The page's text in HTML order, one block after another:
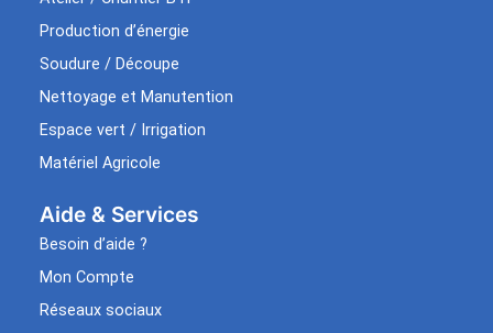
Production d’énergie
Soudure / Découpe
Nettoyage et Manutention
Espace vert / Irrigation
Matériel Agricole
Aide & Services​
Besoin d’aide ?
Mon Compte
Réseaux sociaux